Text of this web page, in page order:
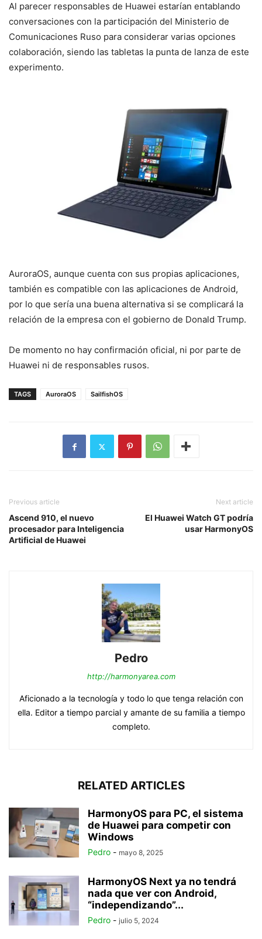
Al parecer responsables de Huawei estarían entablando
conversaciones con la participación del Ministerio de
Comunicaciones Ruso para considerar varias opciones
colaboración, siendo las tabletas la punta de lanza de este
experimento.
AuroraOS, aunque cuenta con sus propias aplicaciones,
también es compatible con las aplicaciones de Android,
por lo que sería una buena alternativa si se complicará la
relación de la empresa con el gobierno de Donald Trump.
De momento no hay confirmación oficial, ni por parte de
Huawei ni de responsables rusos.
TAGS AuroraOS SailfishOS
Previous article
Ascend 910, el nuevo
procesador para Inteligencia
Artificial de Huawei
Next article
El Huawei Watch GT podría
usar HarmonyOS
Pedro
http://harmonyarea.com
Aficionado a la tecnología y todo lo que tenga relación con
ella. Editor a tiempo parcial y amante de su familia a tiempo
completo.
RELATED ARTICLES
HarmonyOS para PC, el sistema
de Huawei para competir con
Windows
Pedro - mayo 8, 2025
HarmonyOS Next ya no tendrá
nada que ver con Android,
“independizando”...
Pedro - julio 5, 2024